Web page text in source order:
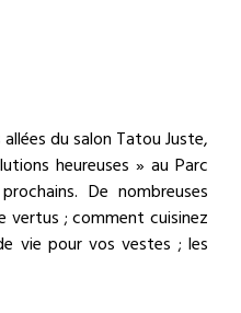
du salon Tatou Juste,
heureuses » au Parc
De nombreuses
vertus ; comment cuisinez
vie pour vos vestes ; les